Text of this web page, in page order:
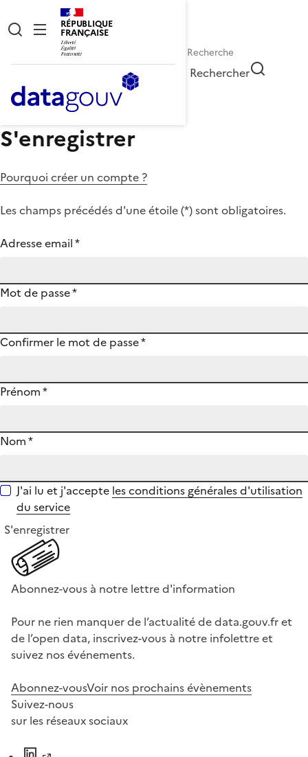
RÉPUBLIQUE
FRANÇAISE
Rechercher
S'enregistrer
Pourquoi créer un compte ?
Les champs précédés d'une étoile (*) sont obligatoires.
Adresse email*
Mot de passe*
Confirmer le mot de passe*
Prénom*
Nom*
J'ai lu et j'accepte les conditions générales d'utilisation
du service
S'enregistrer
Abonnez-vous à notre lettre d'information
Pour ne rien manquer de l’actualité de data.gouv.fr et
de l’open data, inscrivez-vous à notre infolettre et
suivez nos événements.
Abonnez-vousVoir nos prochains évènements
Suivez-nous
sur les réseaux sociaux